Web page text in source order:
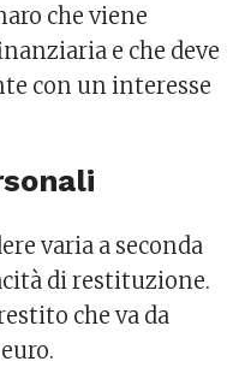
che viene
e che deve
con un interesse
varia a seconda
di restituzione.
che va da